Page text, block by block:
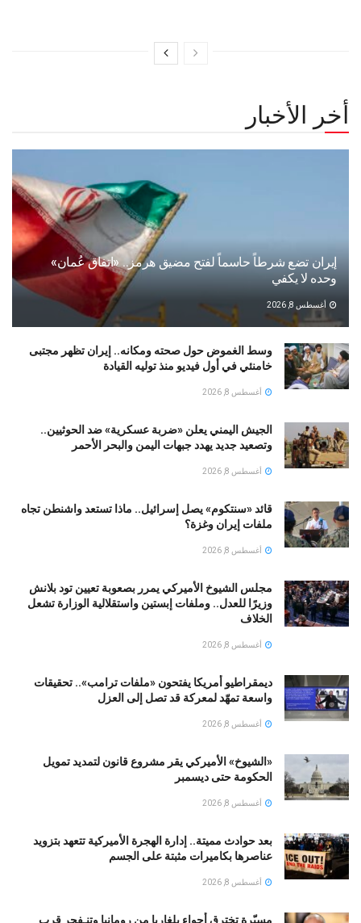
أخر الأخبار
إيران تضع شرطاً حاسماً لفتح مضيق هرمز.. «اتفاق عُمان»
وحده لا يكفي
أغسطس 8, 2026
وسط الغموض حول صحته ومكانه.. إيران تظهر مجتبى
خامنئي في أول فيديو منذ توليه القيادة
أغسطس 8, 2026
الجيش اليمني يعلن «ضربة عسكرية» ضد الحوثيين..
وتصعيد جديد يهدد جبهات اليمن والبحر الأحمر
أغسطس 8, 2026
قائد «سنتكوم» يصل إسرائيل.. ماذا تستعد واشنطن تجاه
ملفات إيران وغزة؟
أغسطس 8, 2026
مجلس الشيوخ الأميركي يمرر بصعوبة تعيين تود بلانش
وزيرًا للعدل.. وملفات إبستين واستقلالية الوزارة تشعل
الخلاف
أغسطس 8, 2026
ديمقراطيو أمريكا يفتحون «ملفات ترامب».. تحقيقات
واسعة تمهّد لمعركة قد تصل إلى العزل
أغسطس 8, 2026
«الشيوخ» الأميركي يقر مشروع قانون لتمديد تمويل
الحكومة حتى ديسمبر
أغسطس 8, 2026
بعد حوادث مميتة.. إدارة الهجرة الأميركية تتعهد بتزويد
عناصرها بكاميرات مثبتة على الجسم
أغسطس 8, 2026
مسيّرة تخترق أجواء بلغاريا من رومانيا وتنـفجر قرب